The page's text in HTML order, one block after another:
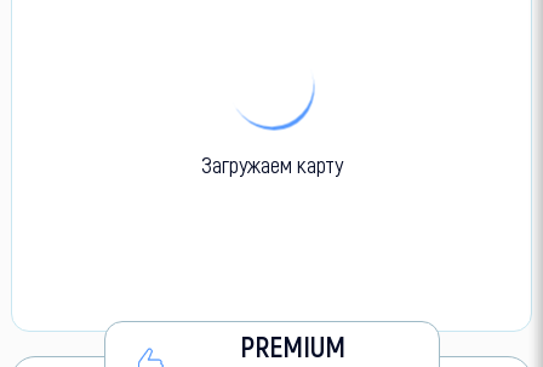
Загружаем карту
PREMIUM